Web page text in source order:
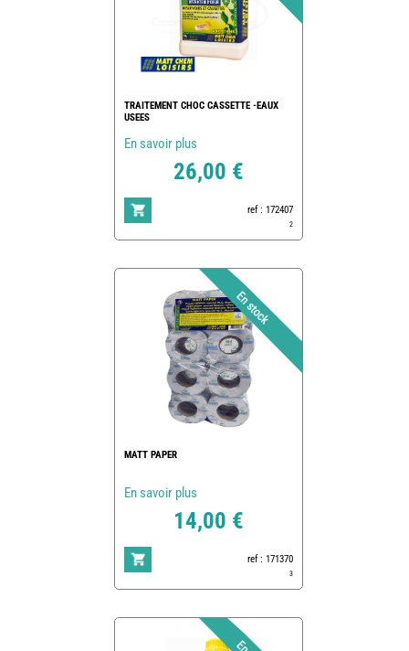
TRAITEMENT CHOC CASSETTE -EAUX
USEES
En savoir plus
26,00 €
ref : 172407
2
MATT PAPER
En savoir plus
14,00 €
ref : 171370
3